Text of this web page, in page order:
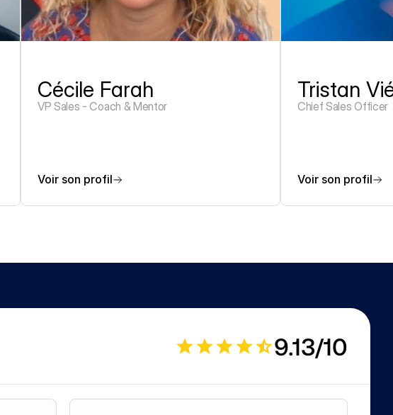
Cécile Farah
VP Sales - Coach & Mentor
Voir son profil
Tristan
Chief Sales Officer
Voir son profil
9.13/10